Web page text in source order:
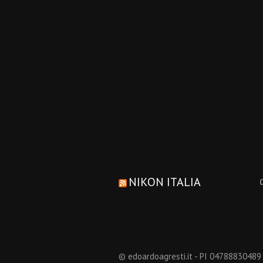
NIKON ITALIA
© edoardoagresti.it - PI